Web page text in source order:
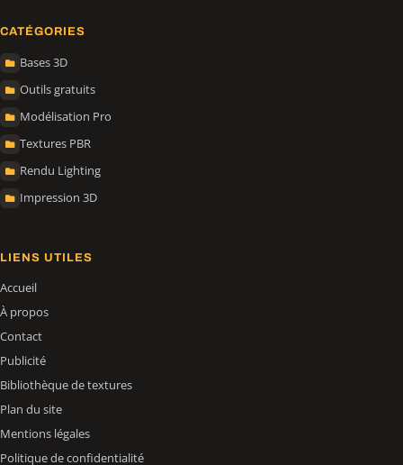
CATÉGORIES
Bases 3D
Outils gratuits
Modélisation Pro
Textures PBR
Rendu Lighting
Impression 3D
LIENS UTILES
Accueil
À propos
Contact
Publicité
Bibliothèque de textures
Plan du site
Mentions légales
Politique de confidentialité